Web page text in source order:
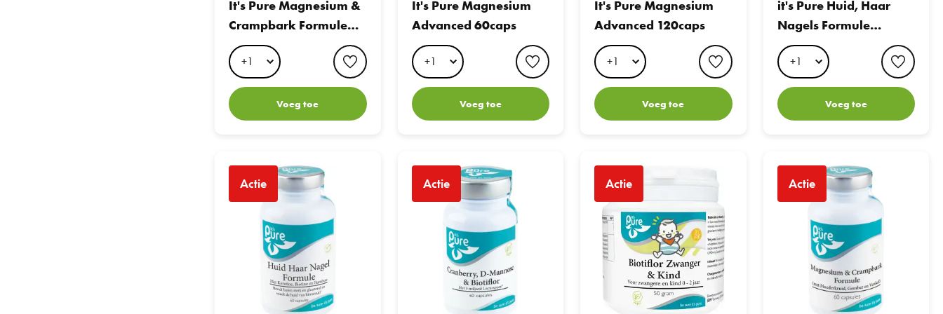
ules
It's Pure Magnesium &
Crampbark Formule
120 caps
favorite button
Voeg toe
It's Pure Magnesium
Advanced 60caps
favorite button
Voeg toe
It's Pure Magnesium
Advanced 120caps
favorite button
Voeg toe
it's Pure Huid, Haar
Nagels Formule
180caps
Voeg toe
Actie Actie Actie Actie